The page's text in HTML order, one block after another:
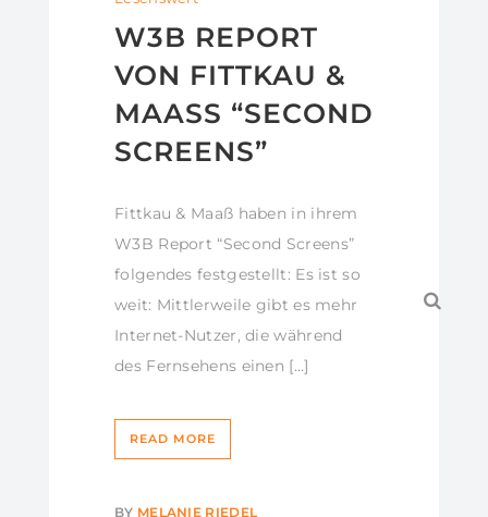
W3B REPORT
VON FITTKAU &
MAASS “SECOND S
CREENS”
Fittkau & Maaß haben in ihrem
W3B Report “Second Screens”
folgendes festgestellt: Es ist so
weit: Mittlerweile gibt es mehr
Internet-Nutzer, die während
des Fernsehens einen […]
READ MORE
BY MELANIE RIEDEL